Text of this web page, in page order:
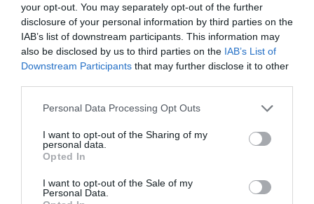
your opt-out. You may separately opt-out of the further
disclosure of your personal information by third parties on the
IAB’s list of downstream participants. This information may
also be disclosed by us to third parties on the IAB’s List of
Downstream Participants that may further disclose it to other
Personal Data Processing Opt Outs
I want to opt-out of the Sharing of my
personal data.
Opted In
I want to opt-out of the Sale of my
Personal Data.